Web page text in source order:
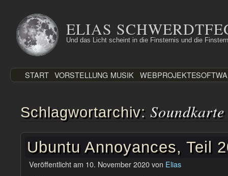
Inhalt
springen
ELIAS
Und das Licht scheint in die Finsternis und die
START VORSTELLUNG MUSIK WEBPROJEKTE
Schlagwortarchiv: Soundkarte
Ubuntu Annoyances, Teil
Veröffentlicht am 10. November 2020von Elias